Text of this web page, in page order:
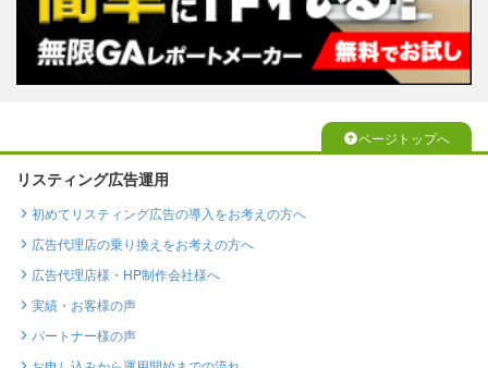
ページトップへ
リスティング広告運用
初めてリスティング広告の導入をお考えの方へ
広告代理店の乗り換えをお考えの方へ
広告代理店様・HP制作会社様へ
実績・お客様の声
パートナー様の声